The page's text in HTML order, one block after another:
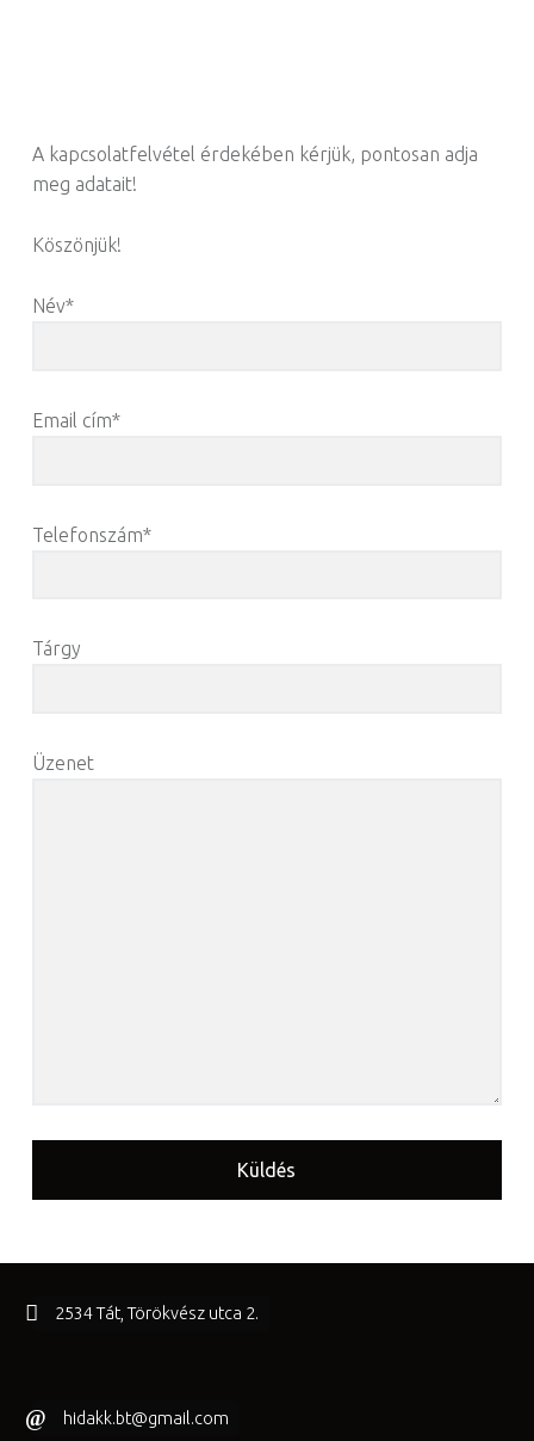
A kapcsolatfelvétel érdekében kérjük, pontosan adja
meg adatait!
Köszönjük!
Név*
Email cím*
Telefonszám*
Tárgy
Üzenet
2534 Tát, Törökvész utca 2.
hidakk.bt@gmail.com